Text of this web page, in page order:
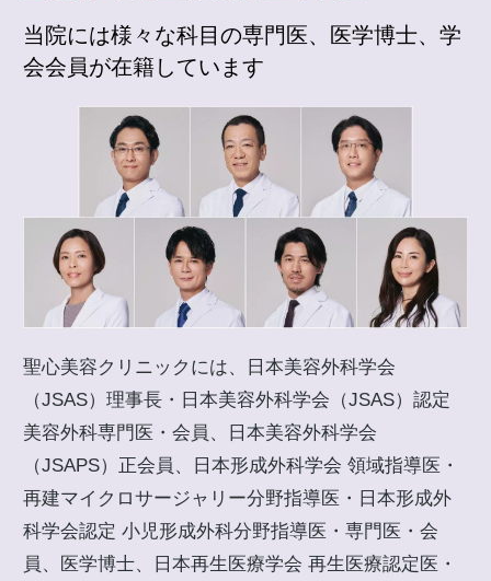
当院には様々な科目の専門医、医学博士、学
会会員が在籍しています
聖心美容クリニックには、日本美容外科学会
（JSAS）理事長・日本美容外科学会（JSAS）認定
美容外科専門医・会員、日本美容外科学会
（JSAPS）正会員、日本形成外科学会 領域指導医・
再建マイクロサージャリー分野指導医・日本形成外
科学会認定 小児形成外科分野指導医・専門医・会
員、医学博士、日本再生医療学会 再生医療認定医・